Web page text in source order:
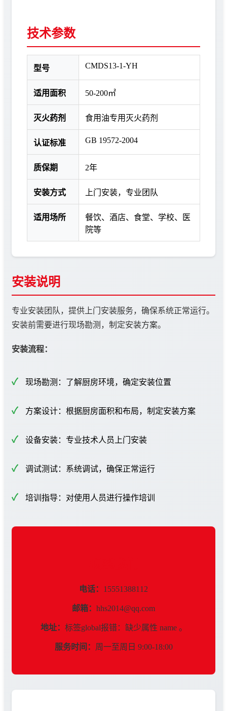
技术参数
型号 CMDS13-1-YH
适用面积 50-200㎡
灭火药剂 食用油专用灭火药剂
认证标准 GB 19572-2004
质保期 2年
安装方式 上门安装，专业团队
适用场所
餐饮、酒店、食堂、学校、医
院等
安装说明
专业安装团队，提供上门安装服务，确保系统正常运行。
安装前需要进行现场勘测，制定安装方案。
安装流程：
现场勘测：了解厨房环境，确定安装位置
方案设计：根据厨房面积和布局，制定安装方案
设备安装：专业技术人员上门安装
调试测试：系统调试，确保正常运行
培训指导：对使用人员进行操作培训
电话： 15551388112
邮箱： hhs2014@qq.com
地址： 标签global报错：缺少属性 name 。
服务时间： 周一至周日 9:00-18:00